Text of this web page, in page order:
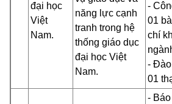
đại học
Việt
Nam.
năng lực cạnh
tranh trong hệ
thống giáo dục
đại học Việt
Nam.
-
01
chí
- Đào
01
-